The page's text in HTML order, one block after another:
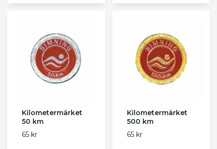
Kilometermärket
50 km
65 kr
Kilometermärket
500 km
65 kr